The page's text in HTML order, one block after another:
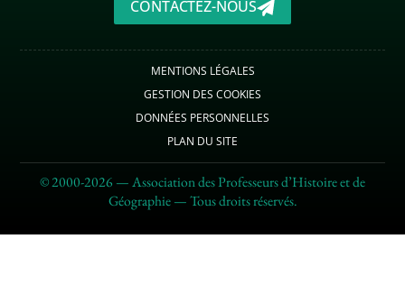
CONTACTEZ-NOUS
MENTIONS LÉGALES
GESTION DES COOKIES
DONNÉES PERSONNELLES
PLAN DU SITE
© 2000-2026 — Association des Professeurs d’Histoire et de
Géographie — Tous droits réservés.